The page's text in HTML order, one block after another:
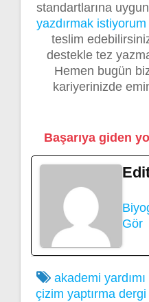
standartlarına
yazdırmak istiyorum
teslim
destekle tez
Hemen bugün
kariyerinizde
Başarıya giden
Gör
akademi yardımı
çizim yaptırma dergi